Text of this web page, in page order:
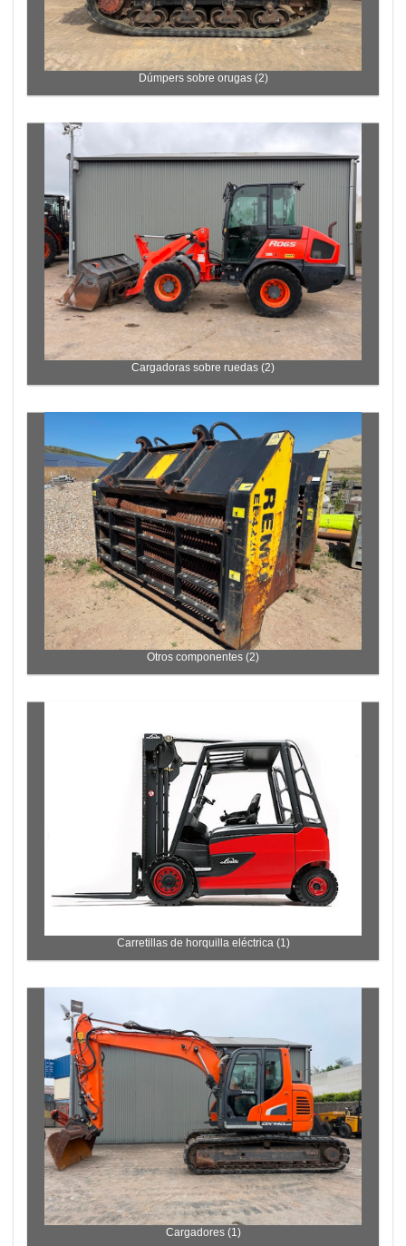
Dúmpers sobre orugas (2)
Cargadoras sobre ruedas (2)
Otros componentes (2)
Carretillas de horquilla eléctrica (1)
Cargadores (1)